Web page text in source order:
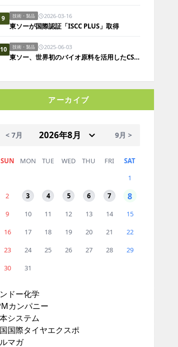
9 技術・製品 2026-03-16
東ソーが国際認証「ISCC PLUS」取得
10 技術・製品 2025-06-03
東ソー、世界初のバイオ原料を活用したCSMを開発
アーカイブ
< 7月 9月 >
SUN MON TUE WED THU FRI
SAT
1
2
3 4 5 6 7 8
9 10 11 12 13 14
15
16
17 18 19 20 21
22
23
24 25 26 27 28
29
30
31